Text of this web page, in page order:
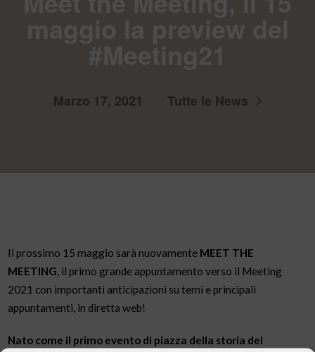
Marzo 17, 2021 Tutte le News
Il prossimo 15 maggio sarà nuovamente MEET THE
MEETING, il primo grande appuntamento verso il Meeting
2021 con importanti anticipazioni su temi e principali
appuntamenti, in diretta web!
Nato come il primo evento di piazza della storia del